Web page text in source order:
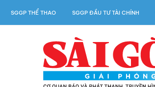
SGGP THỂ THAO SGGP ĐẦU TƯ TÀI CHÍNH